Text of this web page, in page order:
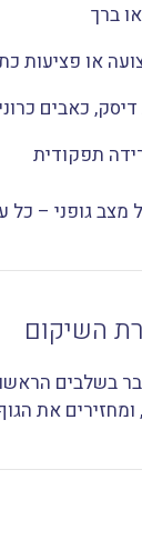
ברך
או פציעות
כאבים
תפקודית
גופני – כל
השיקום
בשלבים
את